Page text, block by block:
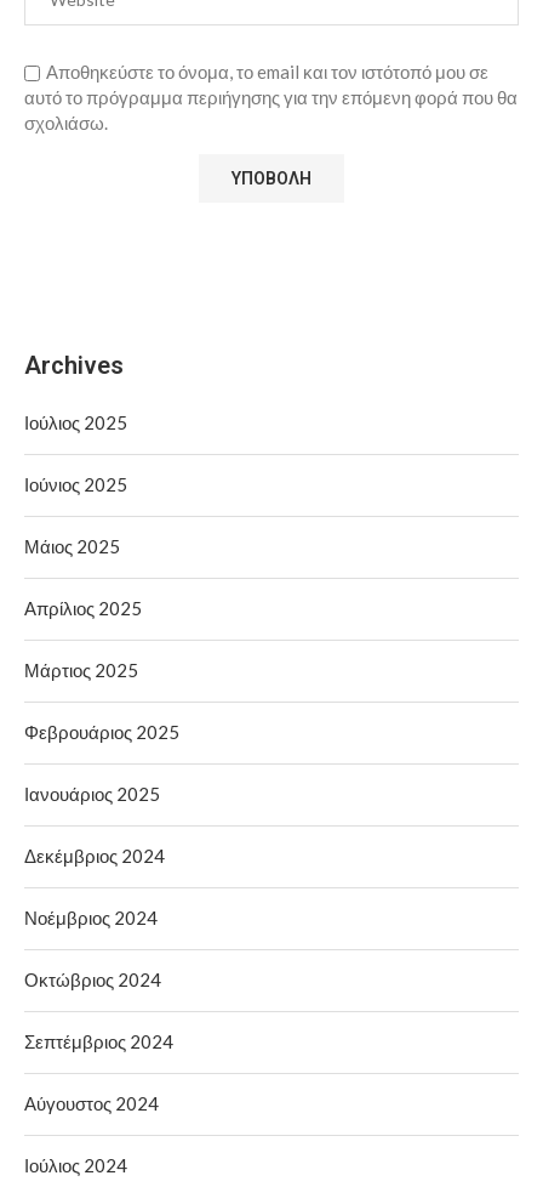
Αποθηκεύστε το όνομα, το email και τον ιστότοπό μου σε
αυτό το πρόγραμμα περιήγησης για την επόμενη φορά που θα
σχολιάσω.
Archives
Ιούλιος 2025
Ιούνιος 2025
Μάιος 2025
Απρίλιος 2025
Μάρτιος 2025
Φεβρουάριος 2025
Ιανουάριος 2025
Δεκέμβριος 2024
Νοέμβριος 2024
Οκτώβριος 2024
Σεπτέμβριος 2024
Αύγουστος 2024
Ιούλιος 2024